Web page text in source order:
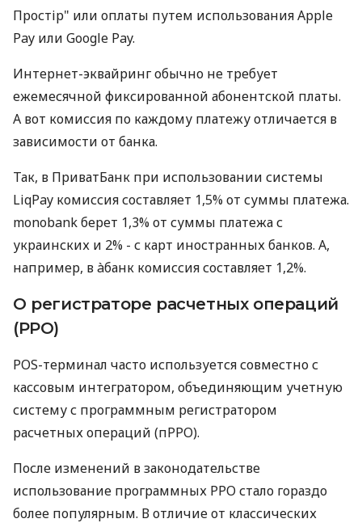
Простір" или оплаты путем использования Apple
Pay или Google Pay.
Интернет-эквайринг обычно не требует
ежемесячной фиксированной абонентской платы.
А вот комиссия по каждому платежу отличается в
зависимости от банка.
Так, в ПриватБанк при использовании системы
LiqPay комиссия составляет 1,5% от суммы платежа.
monobank берет 1,3% от суммы платежа с
украинских и 2% - с карт иностранных банков. А,
например, в àбанк комиссия составляет 1,2%.
О регистраторе расчетных операций
(РРО)
POS-терминал часто используется совместно с
кассовым интегратором, объединяющим учетную
систему с программным регистратором
расчетных операций (пРРО).
После изменений в законодательстве
использование программных РРО стало гораздо
более популярным. В отличие от классических